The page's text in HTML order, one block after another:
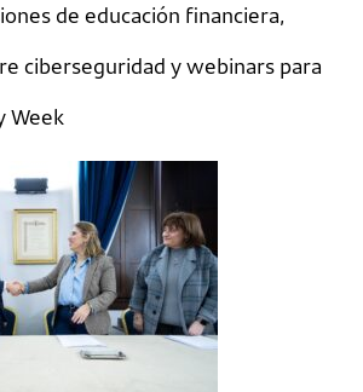
de educación financiera,
ciberseguridad y webinars para
Week